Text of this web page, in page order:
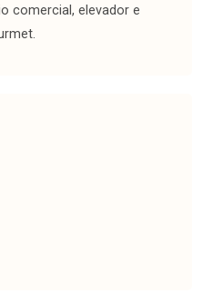
comercial, elevador e